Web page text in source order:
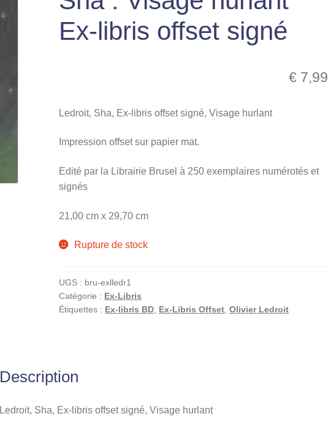
Ex-libris offset signé
€ 7,99
Ledroit, Sha, Ex-libris offset signé, Visage hurlant
Impression offset sur papier mat.
Edité par la Librairie Brusel à 250 exemplaires numérotés et
signés
21,00 cm x 29,70 cm
Rupture de stock
UGS : bru-exlledr1
Catégorie : Ex-Libris
Étiquettes : Ex-libris BD Ex-Libris Offset ,Olivier Ledroit
Description
Ledroit, Sha, Ex-libris offset signé, Visage hurlant